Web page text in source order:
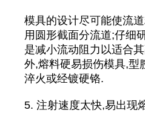
模具的设计尽可能使流
用圆形截面分流道;仔细
是减小流动阻力以适合
外,熔料硬易损伤模具,型
淬火或经镀硬铬.
5. 注射速度太快,易出现